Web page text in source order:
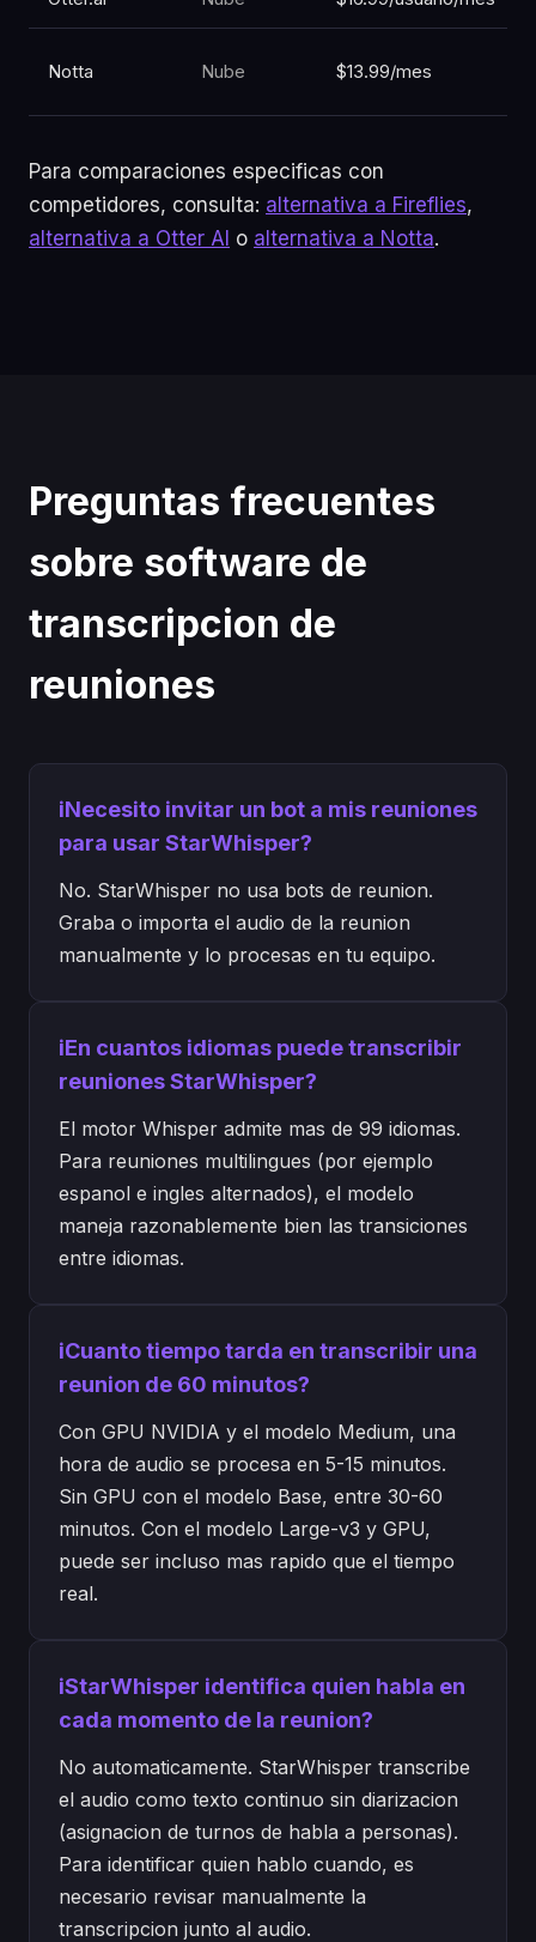
Notta Nube $13.99/mes
Para comparaciones especificas con
competidores, consulta: alternativa a Fireflies,
alternativa a Otter AI o alternativa a Notta.
Preguntas frecuentes
sobre software de
transcripcion de
reuniones
iNecesito invitar un bot a mis reuniones
para usar StarWhisper?
No. StarWhisper no usa bots de reunion.
Graba o importa el audio de la reunion
manualmente y lo procesas en tu equipo.
iEn cuantos idiomas puede transcribir
reuniones StarWhisper?
El motor Whisper admite mas de 99 idiomas.
Para reuniones multilingues (por ejemplo
espanol e ingles alternados), el modelo
maneja razonablemente bien las transiciones
entre idiomas.
iCuanto tiempo tarda en transcribir una
reunion de 60 minutos?
Con GPU NVIDIA y el modelo Medium, una
hora de audio se procesa en 5-15 minutos.
Sin GPU con el modelo Base, entre 30-60
minutos. Con el modelo Large-v3 y GPU,
puede ser incluso mas rapido que el tiempo
real.
iStarWhisper identifica quien habla en
cada momento de la reunion?
No automaticamente. StarWhisper transcribe
el audio como texto continuo sin diarizacion
(asignacion de turnos de habla a personas).
Para identificar quien hablo cuando, es
necesario revisar manualmente la
transcripcion junto al audio.